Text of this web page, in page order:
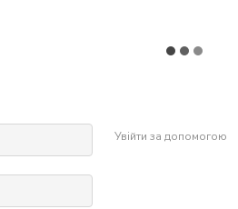
Увійти за допомогою